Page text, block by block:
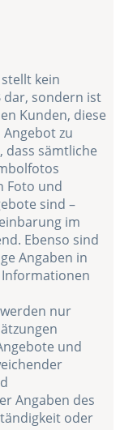
kein
dar, sondern ist
Kunden, diese
zu
dass sämtliche
Foto und
sind –
im
Ebenso sind
Angaben in
nur
und
Angaben des
oder